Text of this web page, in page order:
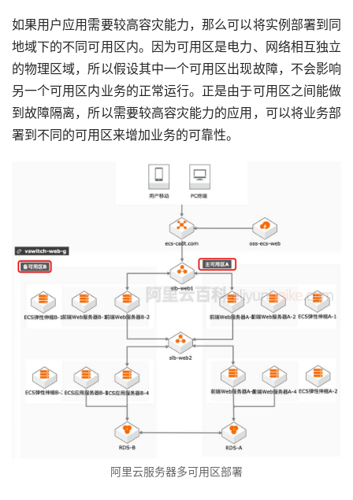
如果用户应用需要较高容灾能力，那么可以将实例部署到同
地域下的不同可用区内。因为可用区是电力、网络相互独立
的物理区域，所以假设其中一个可用区出现故障，不会影响
另一个可用区内业务的正常运行。正是由于可用区之间能做
到故障隔离，所以需要较高容灾能力的应用，可以将业务部
署到不同的可用区来增加业务的可靠性。
阿里云服务器多可用区部署